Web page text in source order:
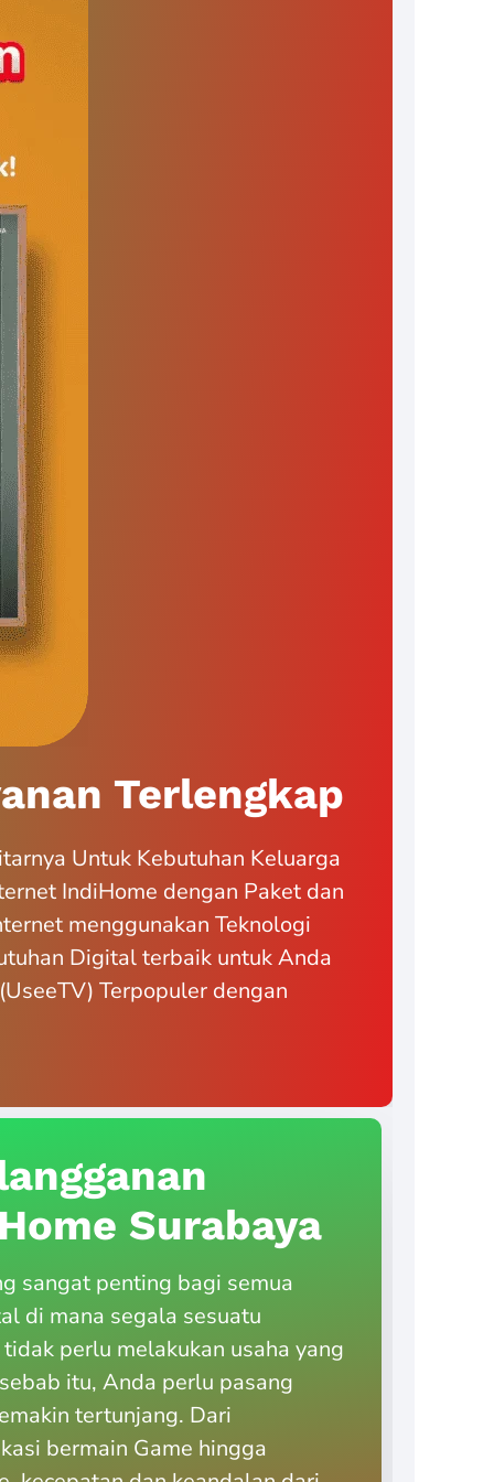
Terlengkap
Untuk Kebutuhan Keluarga
IndiHome dengan Paket dan
menggunakan Teknologi
Digital terbaik untuk Anda
Terpopuler dengan
Surabaya
sangat penting bagi semua
di mana segala sesuatu
perlu melakukan usaha yang
itu, Anda perlu pasang
tertunjang. Dari
bermain Game hingga